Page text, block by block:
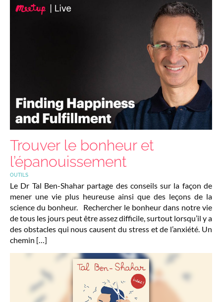
Trouver le bonheur et
l’épanouissement
OUTILS
Le Dr Tal Ben-Shahar partage des conseils sur la façon de
mener une vie plus heureuse ainsi que des leçons de la
science du bonheur. Rechercher le bonheur dans notre vie
de tous les jours peut être assez difficile, surtout lorsqu’il y a
des obstacles qui nous causent du stress et de l’anxiété. Un
chemin […]